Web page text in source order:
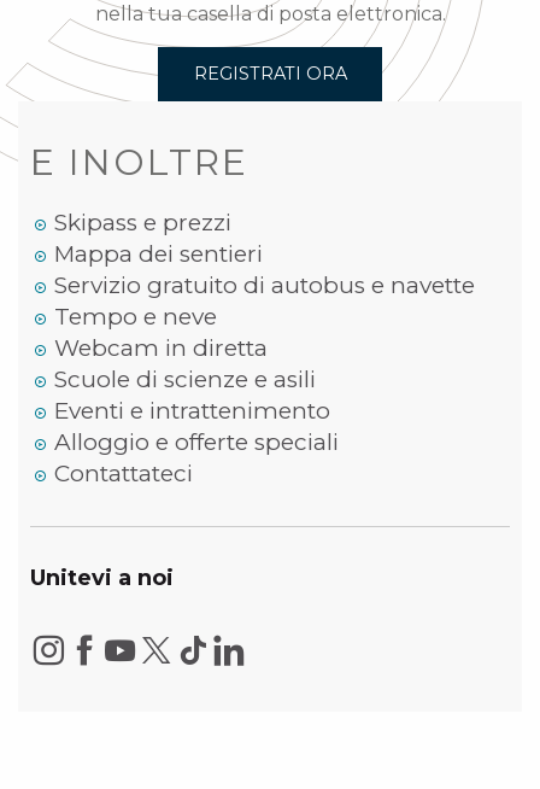
nella tua casella di posta elettronica.
REGISTRATI ORA
E INOLTRE
Skipass e prezzi
Mappa dei sentieri
Servizio gratuito di autobus e navette
Tempo e neve
Webcam in diretta
Scuole di scienze e asili
Eventi e intrattenimento
Alloggio e offerte speciali
Contattateci
Unitevi a noi